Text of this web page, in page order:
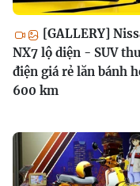
[GALLERY]
NX7 lộ diện - SUV
điện giá rẻ lăn bánh
600 km